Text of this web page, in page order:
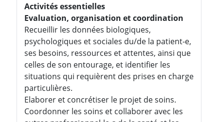
Activités essentielles
Evaluation, organisation et coordination
Recueillir les données biologiques,
psychologiques et sociales du/de la patient-e,
ses besoins, ressources et attentes, ainsi que
celles de son entourage, et identifier les
situations qui requièrent des prises en charge
particulières.
Elaborer et concrétiser le projet de soins.
Coordonner les soins et collaborer avec les